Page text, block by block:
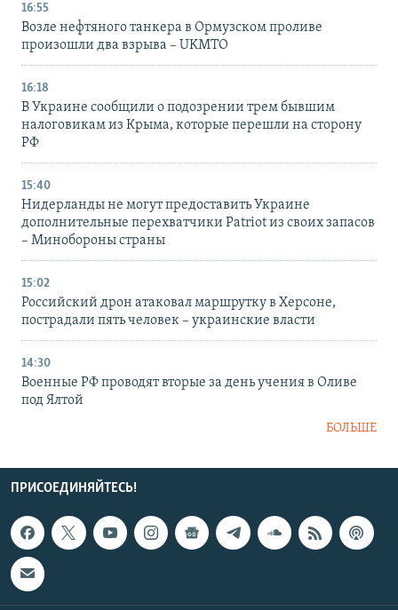
16:55
Возле нефтяного танкера в Ормузском проливе
произошли два взрыва – UKMTO
16:18
В Украине сообщили о подозрении трем бывшим
налоговикам из Крыма, которые перешли на сторону
РФ
15:40
Нидерланды не могут предоставить Украине
дополнительные перехватчики Patriot из своих запасов
– Минобороны страны
15:02
Российский дрон атаковал маршрутку в Херсоне,
пострадали пять человек – украинские власти
14:30
Военные РФ проводят вторые за день учения в Оливе
под Ялтой
БОЛЬШЕ
ПРИСОЕДИНЯЙТЕСЬ!